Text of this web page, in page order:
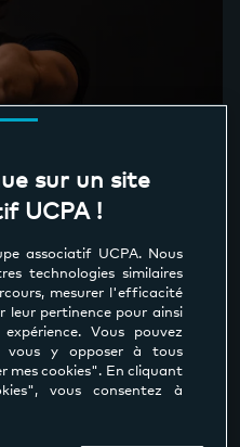
Fitness illimité
€ / mois
à partir de 16 ans
sur un site
UCPA !
associatif UCPA. Nous
technologies similaires
mesurer l'efficacité
leur pertinence pour ainsi
Vous pouvez
vous y opposer à tous
mes cookies". En cliquant
vous consentez à